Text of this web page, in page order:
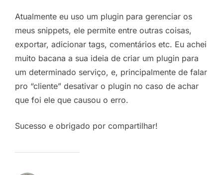
Atualmente eu uso um plugin para gerenciar os
meus snippets, ele permite entre outras coisas,
exportar, adicionar tags, comentários etc. Eu achei
muito bacana a sua ideia de criar um plugin para
um determinado serviço, e, principalmente de falar
pro “cliente” desativar o plugin no caso de achar
que foi ele que causou o erro.
Sucesso e obrigado por compartilhar!